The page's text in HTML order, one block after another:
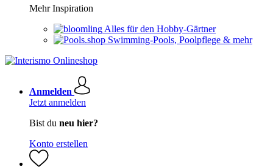
Mehr Inspiration
Alles für den Hobby-Gärtner
Swimming-Pools, Poolpflege & mehr
Anmelden
Jetzt anmelden
Bist du neu hier?
Konto erstellen